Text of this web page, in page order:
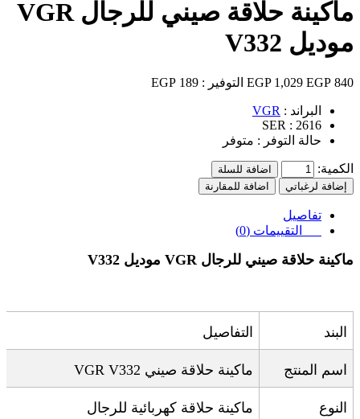
ماكينة حلاقة صيني للرجال VGR
موديل V332
840 EGP
1,029 EGP التوفير : 189 EGP
البراند : VGR
SER : 2616
حالة التوفر : متوفر
الكمية:
اضافة للسلة
إضافة لرغباتي
اضافة للمقارنة
تفاصيل
التقييمات (0)
ماكينة حلاقة صيني للرجال VGR موديل V332
البند التفاصيل
اسم المنتج ماكينة حلاقة صيني
النوع ماكينة حلاقة كهربائية للرجال